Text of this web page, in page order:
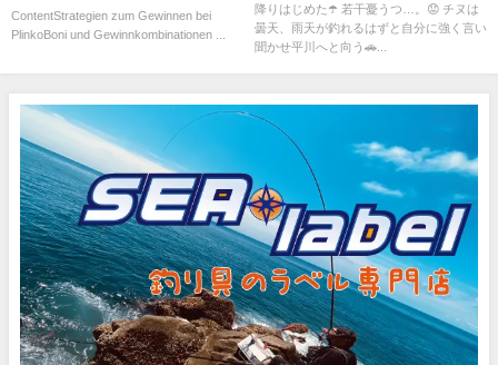
Anleitung
ContentStrategien zum Gewinnen bei
PlinkoBoni und Gewinnkombinationen ...
降りはじめた☂️ 若干憂うつ…。😟 チヌは
曇天、雨天が釣れるはずと自分に強く言い
聞かせ平川へと向う🚗...